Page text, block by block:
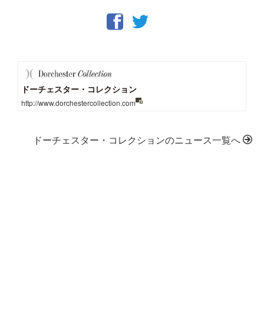
ドーチェスター・コレクション
http://www.dorchestercollection.com
ドーチェスター・コレクションのニュース一覧へ